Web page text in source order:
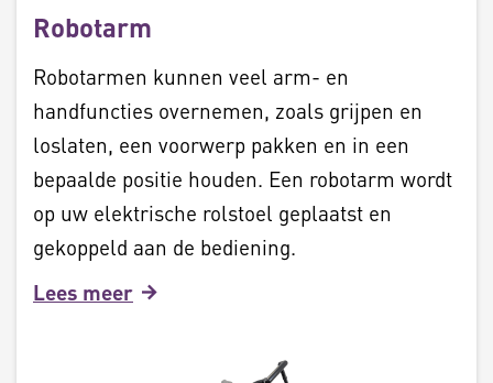
Robotarm
Robotarmen kunnen veel arm- en
handfuncties overnemen, zoals grijpen en
loslaten, een voorwerp pakken en in een
bepaalde positie houden. Een robotarm wordt
op uw elektrische rolstoel geplaatst en
gekoppeld aan de bediening.
Lees meer